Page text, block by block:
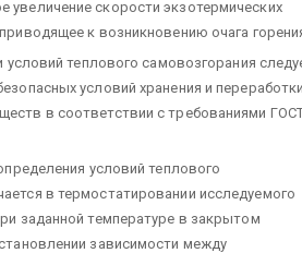
увеличение скорости экзотермических
к возникновению очага
условий теплового самовозгорания
условий хранения и
в соответствии с требованиями
условий теплового
в термостатировании исследуемого
заданной температуре в закрытом
зависимости между